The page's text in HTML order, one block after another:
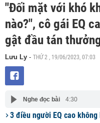
"Đối mặt với khó
nào?", cô gái EQ
gật đầu tán
Lưu Ly - THỨ 2 , 19/06/2023, 07:03
Nghe đọc bài 4:30
3 điều người EQ cao